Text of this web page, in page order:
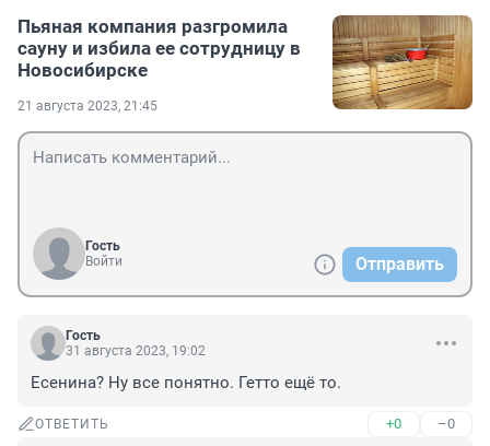
Пьяная компания разгромила
сауну и избила ее сотрудницу в
Новосибирске
21 августа 2023, 21:45
Гость
Войти
Отправить
Гость
31 августа 2023, 19:02
Есенина? Ну все понятно. Гетто ещё то.
ОТВЕТИТЬ +0 –0